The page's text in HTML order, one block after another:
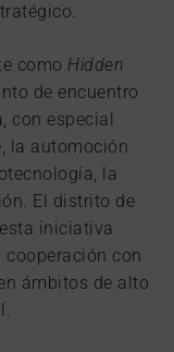
como Hidden
de encuentro
con especial
la automoción
la
El distrito de
iniciativa
con
ámbitos de alto